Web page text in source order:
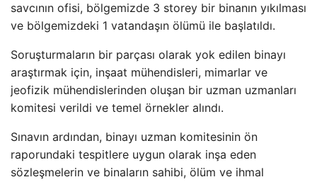
savcının ofisi, bölgemizde 3 storey bir binanın yıkılması
ve bölgemizdeki 1 vatandaşın ölümü ile başlatıldı.
Soruşturmaların bir parçası olarak yok edilen binayı
araştırmak için, inşaat mühendisleri, mimarlar ve
jeofizik mühendislerinden oluşan bir uzman uzmanları
komitesi verildi ve temel örnekler alındı.
Sınavın ardından, binayı uzman komitesinin ön
raporundaki tespitlere uygun olarak inşa eden
sözleşmelerin ve binaların sahibi, ölüm ve ihmal